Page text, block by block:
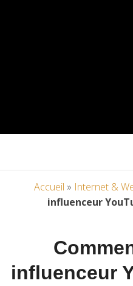
Accueil » Internet &
influenceur
influenceur